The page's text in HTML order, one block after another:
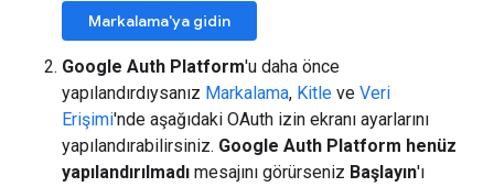
Markalama'ya gidin
Google Auth Platform'u daha önce
yapılandırdıysanız Markalama, Kitle ve Veri
Erişimi'nde aşağıdaki OAuth izin ekranı ayarlarını
yapılandırabilirsiniz. Google Auth Platform henüz
yapılandırılmadı mesajını görürseniz Başlayın'ı